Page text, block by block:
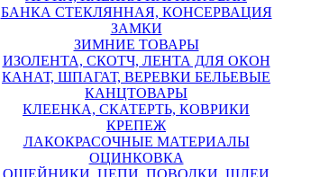
БАНКА СТЕКЛЯННАЯ, КОНСЕРВАЦИЯ
ЗАМКИ
ЗИМНИЕ ТОВАРЫ
ИЗОЛЕНТА, СКОТЧ, ЛЕНТА ДЛЯ ОКОН
КАНАТ, ШПАГАТ, ВЕРЕВКИ БЕЛЬЕВЫЕ
КАНЦТОВАРЫ
КЛЕЕНКА, СКАТЕРТЬ, КОВРИКИ
КРЕПЕЖ
ЛАКОКРАСОЧНЫЕ МАТЕРИАЛЫ
ОЦИНКОВКА
ОШЕЙНИКИ, ЦЕПИ, ПОВОДКИ, ШЛЕИ